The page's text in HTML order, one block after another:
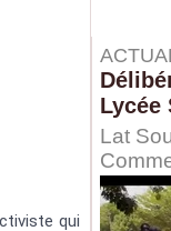
qui
Lycée
Lat